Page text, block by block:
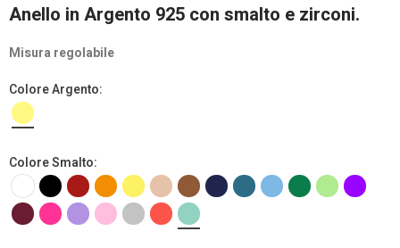
Anello in Argento 925 con smalto e zirconi.
Misura regolabile
Colore Argento
Colore Smalto